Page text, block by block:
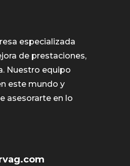
especializada
de prestaciones,
Nuestro equipo
este mundo y
asesorarte en lo